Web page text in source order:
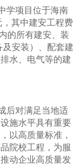
项目位于海南
其中建安工程费
的所有建安、装
安装）、配套建
水、电气等的建
后对满足当地适
施水平具有重要
以高质量标准，
院校工程，为服
动企业高质量发